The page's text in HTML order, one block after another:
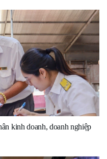
kinh doanh, doanh nghiệp